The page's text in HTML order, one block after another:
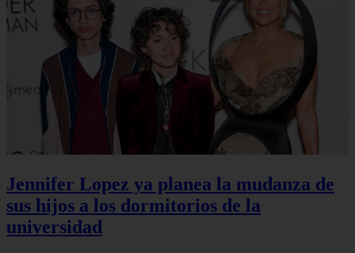
Jennifer Lopez ya planea la mudanza de
sus hijos a los dormitorios de la
universidad